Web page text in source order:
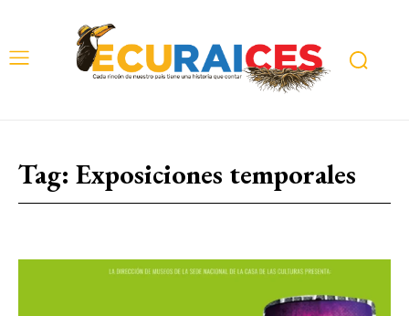
Tag: Exposiciones temporales